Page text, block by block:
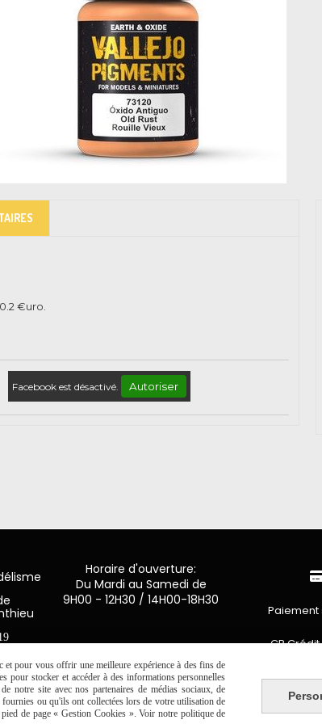
0.2 €uro.
Facebook est désactivé. Autoriser
Horaire d'ouverture:
Du Mardi au Samedi de
9H00 - 12H30 / 14H00-18H30
Paiement
CB
Virement
PAYPAL
pour vous offrir une meilleure expérience à des fins de
pour stocker et accéder à des informations personnelles
notre site avec nos partenaires de médias sociaux, de
ou qu'ils ont collectées lors de votre utilisation de
de page « Gestion Cookies ». Voir notre politique de